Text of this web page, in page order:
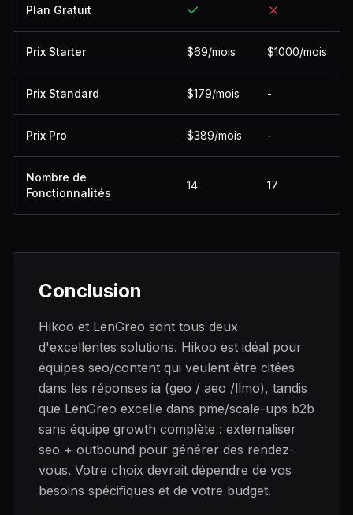
Plan Gratuit
Prix Starter $69/mois $1000/mois
Prix Standard $179/mois -
Prix Pro $389/mois -
Nombre de
Fonctionnalités
14 17
Conclusion
Hikoo et LenGreo sont tous deux
d'excellentes solutions. Hikoo est idéal pour
équipes seo/content qui veulent être citées
dans les réponses ia (geo / aeo /llmo), tandis
que LenGreo excelle dans pme/scale-ups b2b
sans équipe growth complète : externaliser
seo + outbound pour générer des rendez-
vous. Votre choix devrait dépendre de vos
besoins spécifiques et de votre budget.